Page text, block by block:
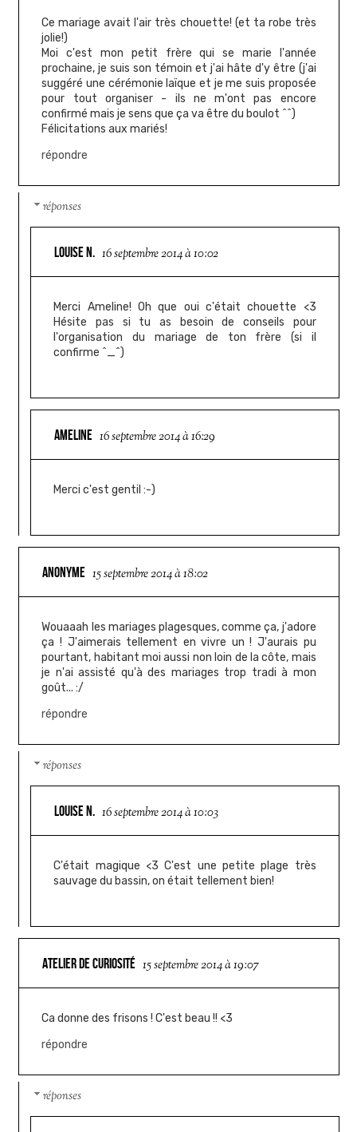
Ce mariage avait l'air très chouette! (et ta robe très
jolie!)
Moi c'est mon petit frère qui se marie l'année
prochaine, je suis son témoin et j'ai hâte d'y être (j'ai
suggéré une cérémonie laïque et je me suis proposée
pour tout organiser - ils ne m'ont pas encore
confirmé mais je sens que ça va être du boulot ^^)
Félicitations aux mariés!
répondre
réponses
LOUISE N. 16 septembre 2014 à 10:02
Merci Ameline! Oh que oui c'était chouette <3
Hésite pas si tu as besoin de conseils pour
l'organisation du mariage de ton frère (si il
confirme ^_^)
AMELINE 16 septembre 2014 à 16:29
Merci c'est gentil :-)
ANONYME 15 septembre 2014 à 18:02
Wouaaah les mariages plagesques, comme ça, j'adore
ça ! J'aimerais tellement en vivre un ! J'aurais pu
pourtant, habitant moi aussi non loin de la côte, mais
je n'ai assisté qu'à des mariages trop tradi à mon
goût... :/
répondre
réponses
LOUISE N. 16 septembre 2014 à 10:03
C'était magique <3 C'est une petite plage très
sauvage du bassin, on était tellement bien!
ATELIER DE CURIOSITÉ 15 septembre 2014 à 19:07
Ca donne des frisons ! C'est beau !! <3
répondre
réponses